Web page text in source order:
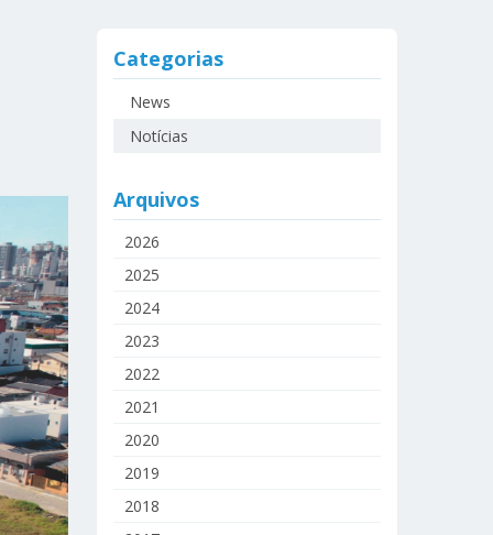
Categorias
News
Notícias
Arquivos
2026
2025
2024
2023
2022
2021
2020
2019
2018